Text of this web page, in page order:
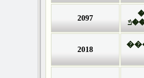
2097
2018